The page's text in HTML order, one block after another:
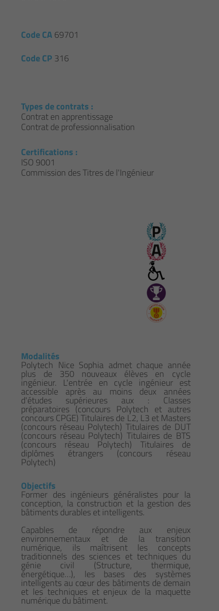
Code CA69701
Code CP 316
Types de contrats :
Contrat en apprentissage
Contrat de professionnalisation
Certifications :
ISO 9001
Commission des Titres de l'Ingénieur
Modalités
Polytech Nice Sophia admet chaque année
plus de 350 nouveaux élèves en cycle
ingénieur. L'entrée en cycle ingénieur est
accessible après au moins deux années
d'études supérieures aux : Classes
préparatoires (concours Polytech et autres
concours CPGE) Titulaires de L2, L3 et Masters
(concours réseau Polytech) Titulaires de DUT
(concours réseau Polytech) Titulaires de BTS
(concours réseau Polytech) Titulaires de
diplômes étrangers (concours réseau
Polytech)
Objectifs
Former des ingénieurs généralistes pour la
conception, la construction et la gestion des
bâtiments durables et intelligents.
Capables de répondre aux enjeux
environnementaux et de la transition
numérique, ils maîtrisent les concepts
traditionnels des sciences et techniques du
génie civil (Structure, thermique,
énergétique…), les bases des systèmes
intelligents au cœur des bâtiments de demain
et les techniques et enjeux de la maquette
numérique du bâtiment.